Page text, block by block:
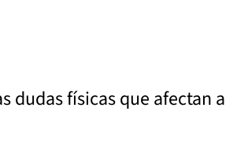
dudas físicas que afectan a